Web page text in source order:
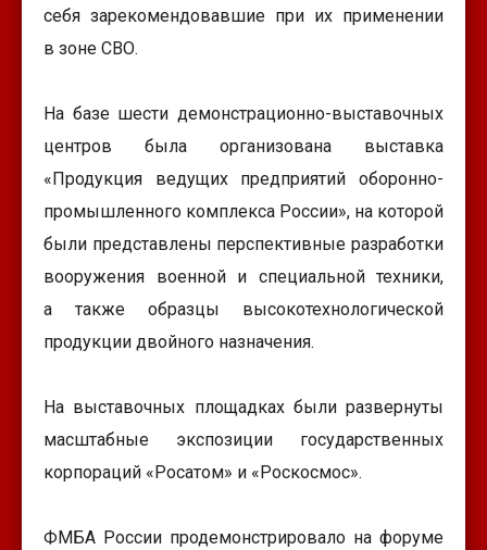
себя зарекомендовавшие при их применении
в зоне СВО.
На базе шести демонстрационно-выставочных
центров была организована выставка
«Продукция ведущих предприятий оборонно-
промышленного комплекса России», на которой
были представлены перспективные разработки
вооружения военной и специальной техники,
а также образцы высокотехнологической
продукции двойного назначения.
На выставочных площадках были развернуты
масштабные экспозиции государственных
корпораций «Росатом» и «Роскосмос».
ФМБА России продемонстрировало на форуме